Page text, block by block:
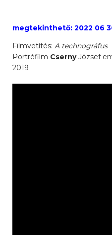
megtekinthető: 2022 06
Filmvetítés: A technográfus
Portréfilm CsernyJózsef
2019